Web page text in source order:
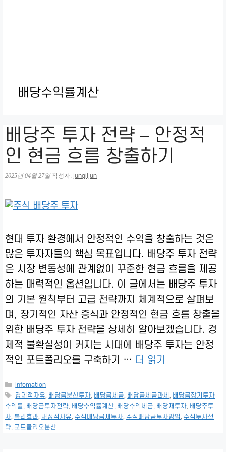
배당수익률계산
배당주 투자 전략 – 안정적
인 현금 흐름 창출하기
2025년 04월 27일 작성자: jungiljun
현대 투자 환경에서 안정적인 수익을 창출하는 것은
많은 투자자들의 핵심 목표입니다. 배당주 투자 전략
은 시장 변동성에 관계없이 꾸준한 현금 흐름을 제공
하는 매력적인 옵션입니다. 이 글에서는 배당주 투자
의 기본 원칙부터 고급 전략까지 체계적으로 살펴보
며, 장기적인 자산 증식과 안정적인 현금 흐름 창출을
위한 배당주 투자 전략을 상세히 알아보겠습니다. 경
제적 불확실성이 커지는 시대에 배당주 투자는 안정
적인 포트폴리오를 구축하기 … 더 읽기
카
테
고
리
Infomation
태
그
경제적자유, 배당금분산투자, 배당금세금, 배당금세금과세, 배당금장기투자
수익률, 배당금투자전략, 배당수익률계산, 배당수익세금, 배당재투자, 배당주투
자, 복리효과, 재정적자유, 주식배당금재투자, 주식배당금투자방법, 주식투자전
략, 포트폴리오분산